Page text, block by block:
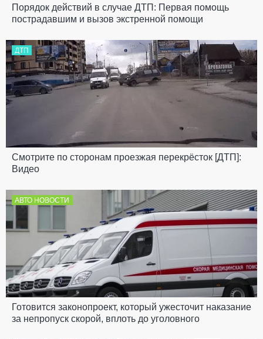
Порядок действий в случае ДТП: Первая помощь
пострадавшим и вызов экстренной помощи
ДТП
Смотрите по сторонам проезжая перекрёсток [ДТП]:
Видео
АВТО НОВОСТИ
Готовится законопроект, который ужесточит наказание
за непропуск скорой, вплоть до уголовного